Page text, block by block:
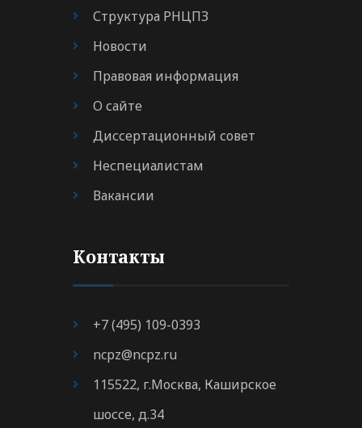
Структура РНЦПЗ
Новости
Правовая информация
О сайте
Диссертационный совет
Неспециалистам
Вакансии
Контакты
+7 (495) 109-0393
ncpz@ncpz.ru
115522, г.Москва, Каширское
шоссе, д.34